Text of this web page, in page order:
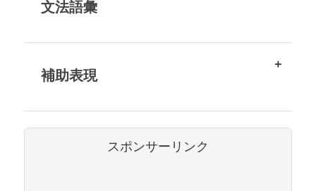
文法語彙
補助表現
スポンサーリンク